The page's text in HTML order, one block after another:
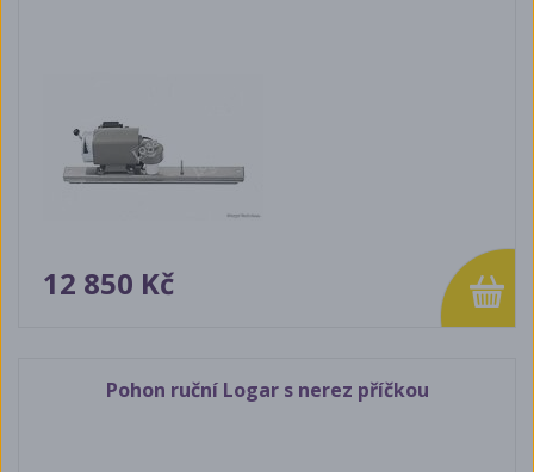
12 850 Kč
Pohon ruční Logar s nerez příčkou